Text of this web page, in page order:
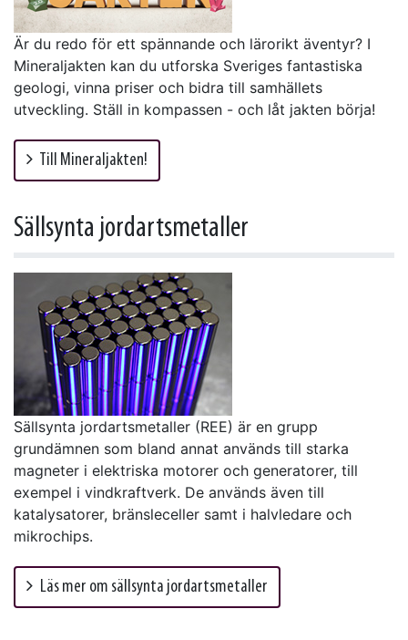
Är du redo för ett spännande och lärorikt äventyr? I
Mineraljakten kan du utforska Sveriges fantastiska
geologi, vinna priser och bidra till samhällets
utveckling. Ställ in kompassen - och låt jakten börja!
Till Mineraljakten!
Sällsynta jordartsmetaller
Sällsynta jordartsmetaller (REE) är en grupp
grundämnen som bland annat används till starka
magneter i elektriska motorer och generatorer, till
exempel i vindkraftverk. De används även till
katalysatorer, bränsleceller samt i halvledare och
mikrochips.
Läs mer om sällsynta jordartsmetaller